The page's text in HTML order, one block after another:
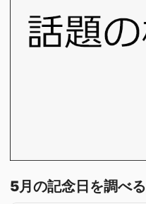
5月の記念日を調べる